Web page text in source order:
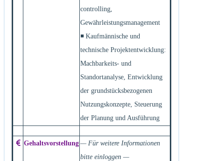
controlling,
Gewährleistungsmanagement
◾ Kaufmännische und
technische Projektentwicklung:
Machbarkeits- und
Standortanalyse, Entwicklung
der grundstücksbezogenen
Nutzungskonzepte, Steuerung
der Planung und Ausführung
Gehaltsvorstellung — Für weitere Informationen
bitte einloggen —